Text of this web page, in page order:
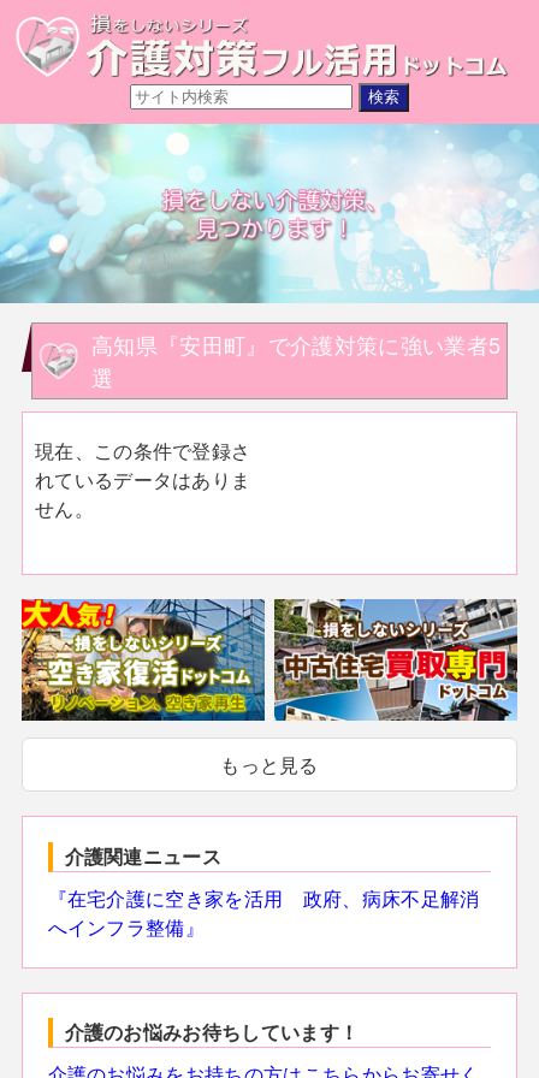
高知県『安田町』で介護対策に強い業者5
選
現在、この条件で登録さ
れているデータはありま
せん。
もっと見る
介護関連ニュース
『在宅介護に空き家を活用 政府、病床不足解消
へインフラ整備』
介護のお悩みお待ちしています！